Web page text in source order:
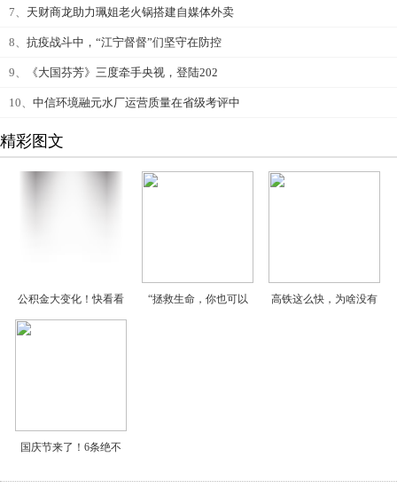
7、 天财商龙助力珮姐老火锅搭建自媒体外卖
8、 抗疫战斗中，“江宁督督”们坚守在防控
9、 《大国芬芳》三度牵手央视，登陆202
10、 中信环境融元水厂运营质量在省级考评中
精彩图文
公积金大变化！快看看 “拯救生命，你也可以 高铁这么快，为啥没有
国庆节来了！6条绝不